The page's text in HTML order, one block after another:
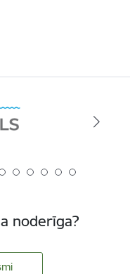
noderīga?